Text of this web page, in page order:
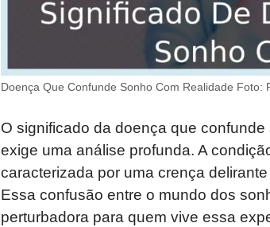
Doença Que Confunde Sonho Com Realidade Foto:
O significado da doença que
exige uma análise profunda. A
caracterizada por uma crença
Essa confusão entre o mundo dos
perturbadora para quem vive essa